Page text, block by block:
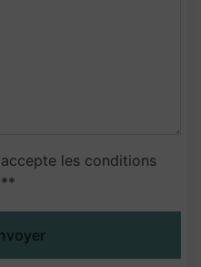
les conditions